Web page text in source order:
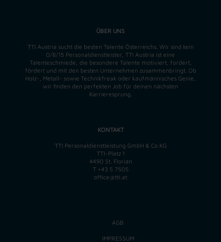
ÜBER UNS
TTI Austria sucht die besten Talente Österreichs. Wir sind kein
0/8/15 Personaldienstleister, TTI Austria ist eine
Talenteschmiede, die besondere Talente motiviert, fordert,
fördert und mit den besten Unternehmen zusammenbringt. Ob
Holz-, Metall- sowie Technikfreak oder kaufmännisches Genie,
wir finden den perfekten Job für deinen nächsten
Karrieresprung.
KONTAKT
TTI Personaldienstleistung GmbH & Co KG
TTI-Platz 1
4490 St. Florian
T +43 5 7505
office@tti.at
AGB
IMPRESSUM